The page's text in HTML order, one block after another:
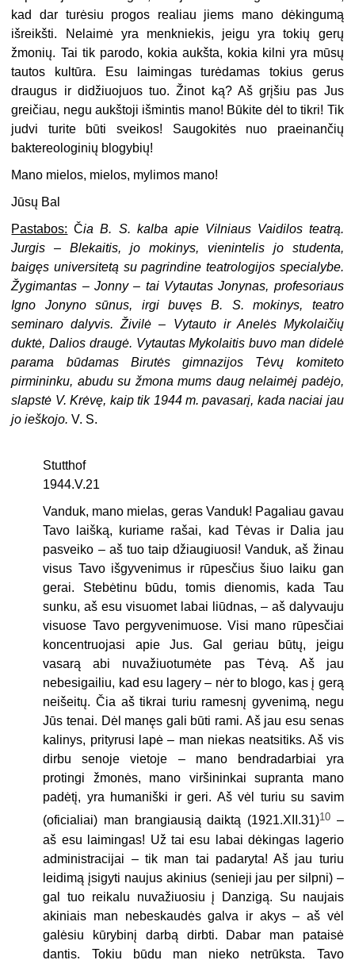
kad dar turėsiu progos realiau jiems mano dėkingumą
išreikšti. Nelaimė yra menkniekis, jeigu yra tokių gerų
žmonių. Tai tik parodo, kokia aukšta, kokia kilni yra mūsų
tautos kultūra. Esu laimingas turėdamas tokius gerus
draugus ir didžiuojuos tuo. Žinot ką? Aš grįšiu pas Jus
greičiau, negu aukštoji išmintis mano! Būkite dėl to tikri! Tik
judvi turite būti sveikos! Saugokitės nuo praeinančių
baktereologinių blogybių!
Mano mielos, mielos, mylimos mano!
Jūsų Bal
Pastabos: Čia B. S. kalba apie Vilniaus Vaidilos teatrą.
Jurgis – Blekaitis, jo mokinys, vienintelis jo studenta,
baigęs universitetą su pagrindine teatrologijos specialybe.
Žygimantas – Jonny – tai Vytautas Jonynas, profesoriaus
Igno Jonyno sūnus, irgi buvęs B. S. mokinys, teatro
seminaro dalyvis. Živilė – Vytauto ir Anelės Mykolaičių
duktė, Dalios draugė. Vytautas Mykolaitis buvo man didelė
parama būdamas Birutės gimnazijos Tėvų komiteto
pirmininku, abudu su žmona mums daug nelaimėj padėjo,
slapstė V. Krėvę, kaip tik 1944 m. pavasarį, kada naciai jau
jo ieškojo. V. S.
Stutthof
1944.V.21
Vanduk, mano mielas, geras Vanduk! Pagaliau gavau
Tavo laišką, kuriame rašai, kad Tėvas ir Dalia jau
pasveiko – aš tuo taip džiaugiuosi! Vanduk, aš žinau
visus Tavo išgyvenimus ir rūpesčius šiuo laiku gan
gerai. Stebėtinu būdu, tomis dienomis, kada Tau
sunku, aš esu visuomet labai liūdnas, – aš dalyvauju
visuose Tavo pergyvenimuose. Visi mano rūpesčiai
koncentruojasi apie Jus. Gal geriau būtų, jeigu
vasarą abi nuvažiuotumėte pas Tėvą. Aš jau
nebesigailiu, kad esu lagery – nėr to blogo, kas į gerą
neišeitų. Čia aš tikrai turiu ramesnį gyvenimą, negu
Jūs tenai. Dėl manęs gali būti rami. Aš jau esu senas
kalinys, prityrusi lapė – man niekas neatsitiks. Aš vis
dirbu senoje vietoje – mano bendradarbiai yra
protingi žmonės, mano viršininkai supranta mano
padėtį, yra humaniški ir geri. Aš vėl turiu su savim
(oficialiai) man brangiausią daiktą (1921.XII.31)10–
aš esu laimingas! Už tai esu labai dėkingas lagerio
administracijai – tik man tai padaryta! Aš jau turiu
leidimą įsigyti naujus akinius (senieji jau per silpni) –
gal tuo reikalu nuvažiuosiu į Danzigą. Su naujais
akiniais man nebeskaudės galva ir akys – aš vėl
galėsiu kūrybinį darbą dirbti. Dabar man pataisė
dantis. Tokiu būdu man nieko netrūksta. Tavo